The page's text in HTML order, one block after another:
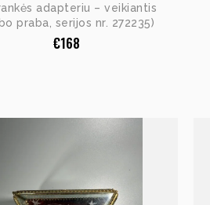
adapteriu – veikiantis
praba, serijos nr. 272235)
€168